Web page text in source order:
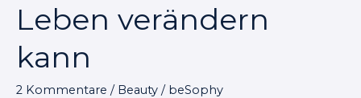
Leben verändern
kann
2 Kommentare / Beauty / beSophy